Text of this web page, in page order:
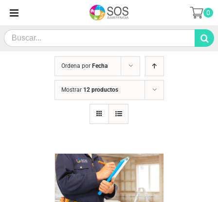
contenido
Search
for:
0
Ordena por Fecha
Mostrar 12 productos